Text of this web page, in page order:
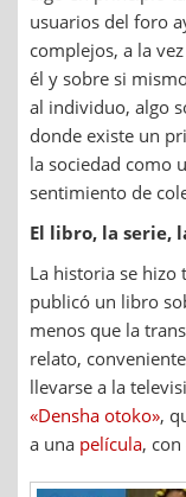
usuarios del foro
complejos, a la
él y sobre si
al individuo, algo
donde existe un
la sociedad como
sentimiento de
El libro, la serie,
La historia se hizo
publicó un libro
menos que la
relato,
llevarse a la
«Densha otoko»,
a una película,